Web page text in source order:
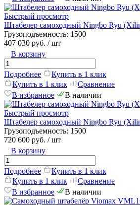
Быстрый просмотр
Штабелер самоходный Ningbo Ryu
Грузоподъемность: 1500
407 030 руб. / шт
В корзину
Подробнее
Купить в 1 клик
Купить в 1 клик
Сравнение
В избранное
В наличии
Быстрый просмотр
Штабелер самоходный Ningbo Ryu
Грузоподъемность: 1500
720 600 руб. / шт
В корзину
Подробнее
Купить в 1 клик
Купить в 1 клик
Сравнение
В избранное
В наличии